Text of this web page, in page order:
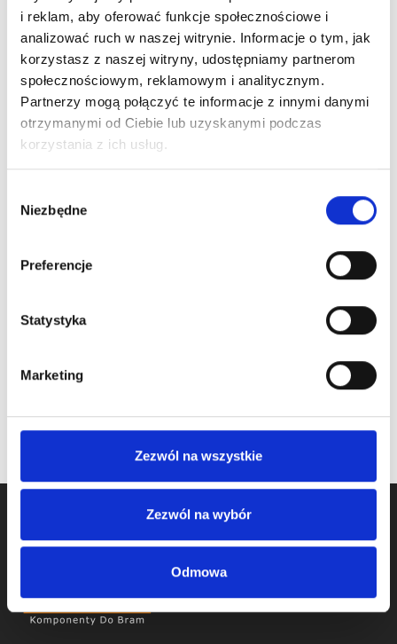
i reklam, aby oferować funkcje społecznościowe i
analizować ruch w naszej witrynie. Informacje o tym, jak
korzystasz z naszej witryny, udostępniamy partnerom
społecznościowym, reklamowym i analitycznym.
Partnerzy mogą połączyć te informacje z innymi danymi
otrzymanymi od Ciebie lub uzyskanymi podczas
korzystania z ich usług.
zgody
Niezbędne
Preferencje
Statystyka
Marketing
Zezwól na wszystkie
Zezwól na wybór
Odmowa
ARTICLE:
bottom profile of
Price inc. VAT
oczekiwanie na dostawę
875011
Plastic door catcher
for pass door RAL9011
Price inc. VAT
€ / piece